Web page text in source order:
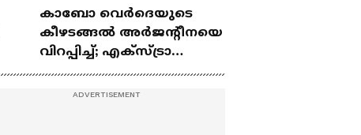
കാബോ വെർദെയുടെ
കീഴടങ്ങൽ അർജന്റീനയെ
വിറപ്പിച്ച്; എക്സ്ട്രാ